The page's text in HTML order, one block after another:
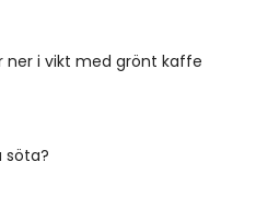
ner i vikt med grönt kaffe
söta?